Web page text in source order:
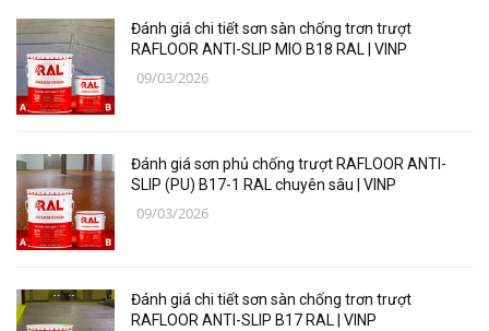
Thiết bị, vật tư điện nước
Thiết bị, vật tư điện lạnh
Thiết bị bảo hộ lao động
Thiết bị đo Mitutoyo
Dụng Cụ Ngành Hàng Không
Đánh giá chi tiết sơn sàn chống trơn trượt
RAFLOOR ANTI-SLIP MIO B18 RAL | VINP
09/03/2026
Đánh giá sơn phủ chống trượt RAFLOOR ANTI-
SLIP (PU) B17-1 RAL chuyên sâu | VINP
09/03/2026
Đánh giá chi tiết sơn sàn chống trơn trượt
RAFLOOR ANTI-SLIP B17 RAL | VINP